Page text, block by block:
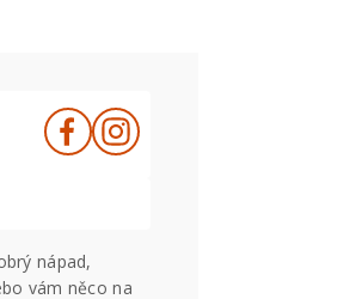
nápad,
vám něco na